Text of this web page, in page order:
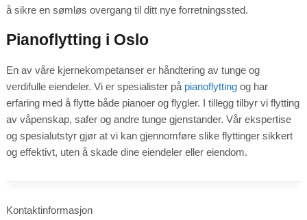
å sikre en sømløs overgang til ditt nye forretningssted.
Pianoflytting i Oslo
En av våre kjernekompetanser er håndtering av tunge og
verdifulle eiendeler. Vi er spesialister på pianoflyttingog har
erfaring med å flytte både pianoer og flygler. I tillegg tilbyr vi flytting
av våpenskap, safer og andre tunge gjenstander. Vår ekspertise
og spesialutstyr gjør at vi kan gjennomføre slike flyttinger sikkert
og effektivt, uten å skade dine eiendeler eller eiendom.
Kontaktinformasjon